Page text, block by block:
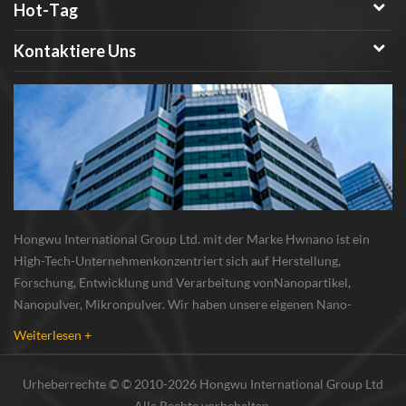
Hot-Tag
Kontaktiere Uns
Hongwu International Group Ltd. mit der Marke Hwnano ist ein
High-Tech-Unternehmenkonzentriert sich auf Herstellung,
Forschung, Entwicklung und Verarbeitung vonNanopartikel,
Nanopulver, Mikronpulver. Wir haben unsere eigenen Nano-
Weiterlesen +
Urheberrechte © © 2010-2026 Hongwu International Group Ltd